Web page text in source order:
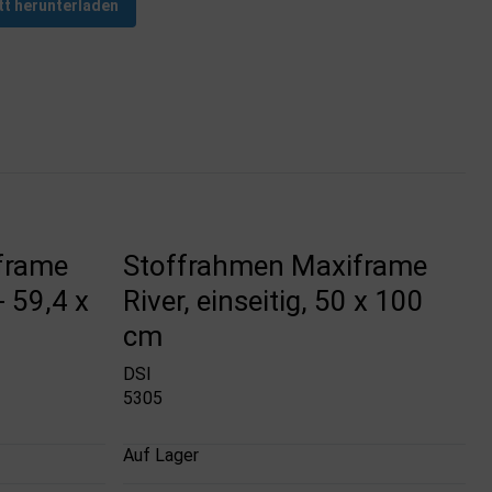
herunterladen
59,4 x
Stoffrahmen Maxiframe
River, einseitig, 50 x 100
cm
DSI
5305
Auf Lager